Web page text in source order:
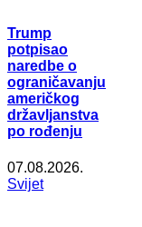
Trump
potpisao
naredbe o
ograničavanju
američkog
državljanstva
po rođenju
07.08.2026.
Svijet